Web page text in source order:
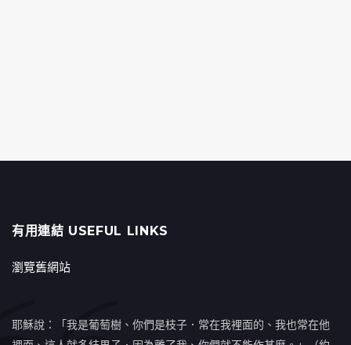
有用連結 USEFUL LINKS
瀏覽舊網站
耶穌說：「我是葡萄樹、你們是枝子．常在我裡面的、我也常在他